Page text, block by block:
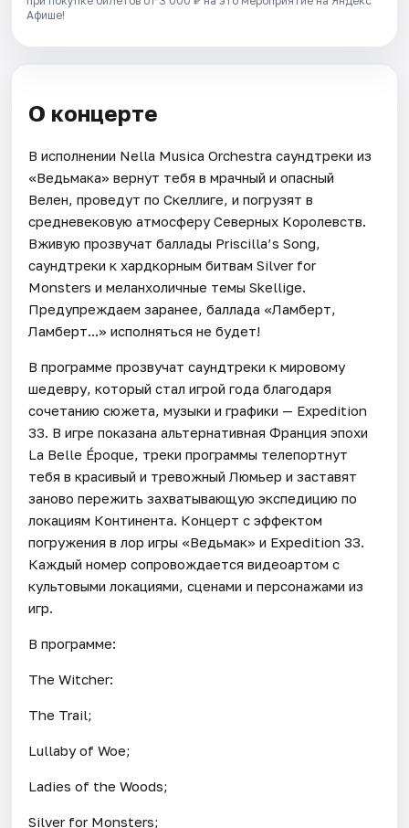
Афише!
О концерте
В исполнении Nella Musica Orchestra саундтреки из
«Ведьмака» вернут тебя в мрачный и опасный
Велен, проведут по Скеллиге, и погрузят в
средневековую атмосферу Северных Королевств.
Вживую прозвучат баллады Priscilla’s Song,
саундтреки к хардкорным битвам Silver for
Monsters и меланхоличные темы Skellige.
Предупреждаем заранее, баллада «Ламберт,
Ламберт...» исполняться не будет!
В программе прозвучат саундтреки к мировому
шедевру, который стал игрой года благодаря
сочетанию сюжета, музыки и графики — Expedition
33. В игре показана альтернативная Франция эпохи
La Belle Époque, треки программы телепортнут
тебя в красивый и тревожный Люмьер и заставят
заново пережить захватывающую экспедицию по
локациям Континента. Концерт с эффектом
погружения в лор игры «Ведьмак» и Expedition 33.
Каждый номер сопровождается видеоартом с
культовыми локациями, сценами и персонажами из
игр.
В программе:
The Witcher:
The Trail;
Lullaby of Woe;
Ladies of the Woods;
Silver for Monsters;